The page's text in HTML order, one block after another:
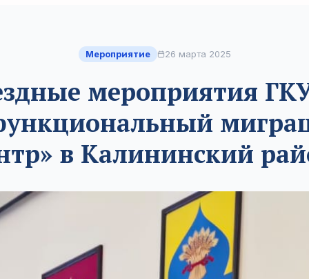
Мероприятие 26 марта 2025
мероприятия
в Калининский